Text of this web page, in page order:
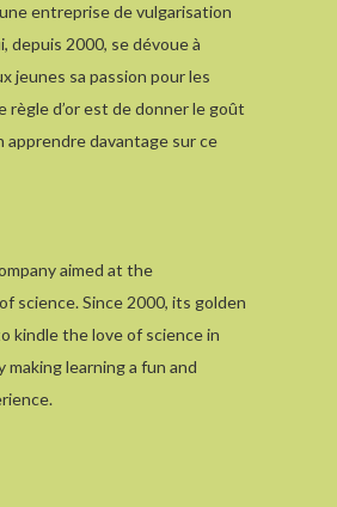
entreprise de vulgarisation
depuis 2000, se dévoue à
jeunes sa passion pour les
règle d’or est de donner le goût
apprendre davantage sur ce
aimed at the
science. Since 2000, its golden
kindle the love of science in
making learning a fun and